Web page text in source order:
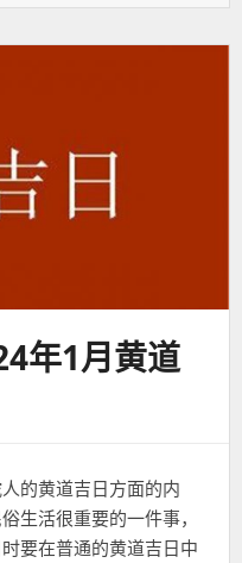
年1月黄道
的黄道吉日方面的内
生活很重要的一件事，
要在普通的黄道吉日中